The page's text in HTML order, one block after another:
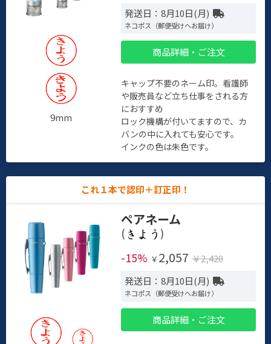
9mm
発送日：8月10日(月)
ネコポス（郵便受けへお届け）
商品詳細・ご注文
キャップ不要のネーム印。看護師
や販売員など立ち仕事をされる方
におすすめ
ロック機構が付いてますので、カ
バンの中に入れても安心です。
インクの色は朱色です。
これ１本で認印＋訂正印！
ペアネーム
(
)
-15% ￥ 2,057 ￥2,420
発送日：8月10日(月)
ネコポス（郵便受けへお届け）
商品詳細・ご注文